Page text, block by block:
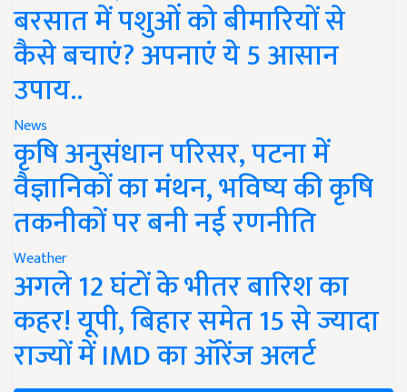
बरसात में पशुओं को बीमारियों से
कैसे बचाएं? अपनाएं ये 5 आसान
उपाय..
News
कृषि अनुसंधान परिसर, पटना में
वैज्ञानिकों का मंथन, भविष्य की कृषि
तकनीकों पर बनी नई रणनीति
Weather
अगले 12 घंटों के भीतर बारिश का
कहर! यूपी, बिहार समेत 15 से ज्यादा
राज्यों में IMD का ऑरेंज अलर्ट